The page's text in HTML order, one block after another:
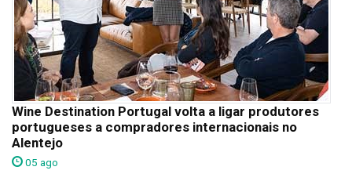
Wine Destination Portugal volta a ligar produtores
portugueses a compradores internacionais no
Alentejo
05 ago